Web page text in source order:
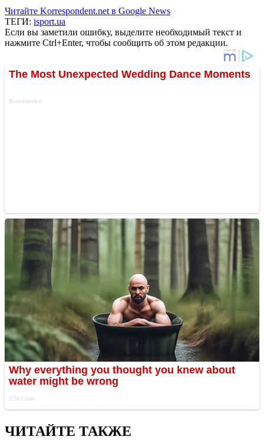
Читайте Korrespondent.net в Google News
ТЕГИ: isport.ua
Если вы заметили ошибку, выделите необходимый текст и
нажмите Ctrl+Enter, чтобы сообщить об этом редакции.
ЧИТАЙТЕ ТАКЖЕ